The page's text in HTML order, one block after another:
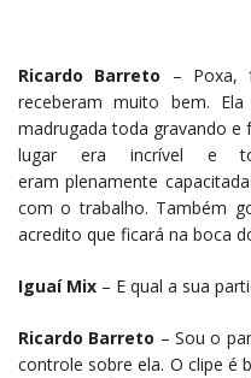
Ricardo Barreto – Poxa,
receberam muito bem.
madrugada toda gravando e
lugar era incrível e
eram plenamente
com o trabalho. Também
acredito que ficará na boca
Iguaí Mix – E qual a sua
Ricardo Barreto – Sou o
controle sobre ela. O clipe é